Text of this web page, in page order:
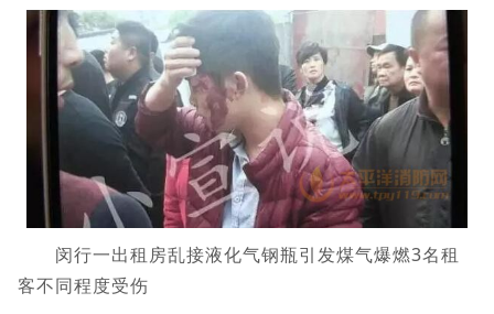
闵行一出租房乱接液化气钢瓶引发煤气爆燃3名租
客不同程度受伤